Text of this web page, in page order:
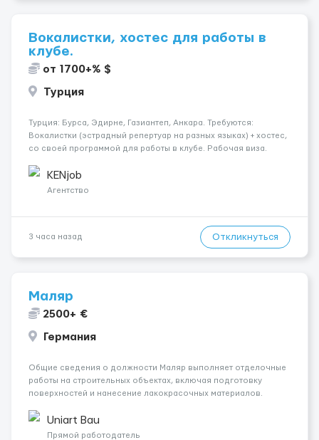
Вокалистки, хостес для работы в
клубе.
от 1700+% $
Турция
Турция: Бурса, Эдирне, Газиантеп, Анкара. Требуются:
Вокалистки (эстрадный репертуар на разных языках) + хостеc,
со своей программой для работы в клубе. Рабочая виза.
одного до трех месяцев. Мед. страховка. Высокая зарплат...
KENjob
Агентство
3 часа назад Откликнуться
Маляр
2500+ €
Германия
Общие сведения о должности Маляр выполняет отделочные
работы на строительных объектах, включая подготовку
поверхностей и нанесение лакокрасочных материалов.
профессионалов на месте, приглашения делаем только для
профессионалов с доказательным портф...
Uniart Bau
Прямой работодатель